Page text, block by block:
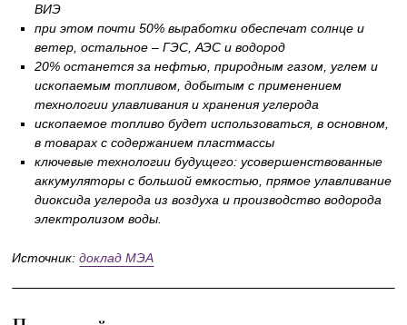
ВИЭ
при этом почти 50% выработки обеспечат солнце и
ветер, остальное – ГЭС, АЭС и водород
20% останется за нефтью, природным газом, углем и
ископаемым топливом, добытым с применением
технологии улавливания и хранения углерода
ископаемое топливо будет использоваться, в основном,
в товарах с содержанием пластмассы
ключевые технологии будущего: усовершенствованные
аккумуляторы с большой емкостью, прямое улавливание
диоксида углерода из воздуха и производство водорода
электролизом воды.
Источник:доклад МЭА